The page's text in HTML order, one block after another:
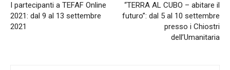
I partecipanti a TEFAF Online
2021: dal 9 al 13 settembre
2021
“TERRA AL CUBO – abitare il
futuro”: dal 5 al 10 settembre
presso i Chiostri
dell’Umanitaria